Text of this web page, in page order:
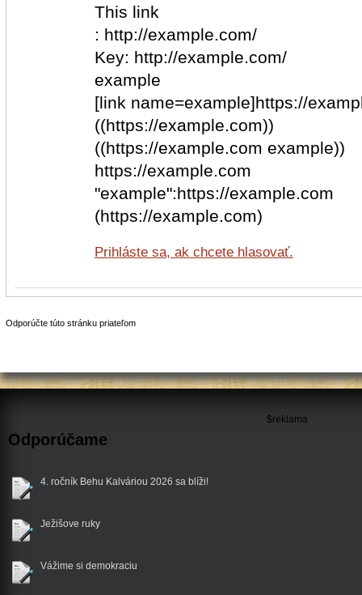
This link
: http://example.com/
Key: http://example.com/
example
[link name=example]https://
((https://example.com))
((https://example.com example))
https://example.com
"example":https://example.com
(https://example.com)
Prihláste sa, ak chcete hlasovať.
Odporúčte túto stránku priateľom
Odporúčame
4. ročník Behu Kalváriou 2026 sa blíži!
Ježišove ruky
Vážime si demokraciu
$reklama